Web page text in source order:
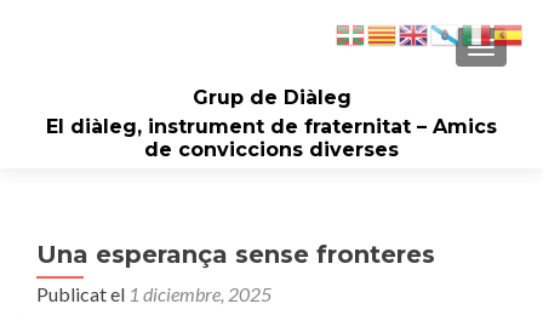
Grup de Diàleg
El diàleg, instrument de fraternitat – Amics
de conviccions diverses
Una esperança sense fronteres
Publicat el 1 diciembre, 2025